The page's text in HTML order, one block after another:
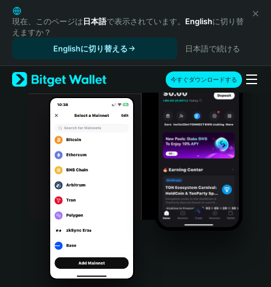
English
日本語
Tiếng Việt
Español (Latinoamérica)
Türkçe
Italiano
Português (Portugal)
Bahasa Indonesia
Português (Brasil)
Español (Argentina)
現在、このページは日本語で表示されています。 Englishに切り替
えますか？
Englishに切り替える
日本語で続ける
今すぐダウンロードする